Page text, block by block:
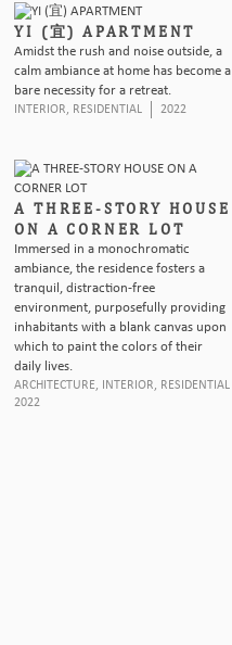
YI (宜) APARTMENT
Amidst the rush and noise outside, a
calm ambiance at home has become a
bare necessity for a retreat.
INTERIOR, RESIDENTIAL 2022
A THREE-STORY HOUSE
ON A CORNER LOT
Immersed in a monochromatic
ambiance, the residence fosters a
tranquil, distraction-free
environment, purposefully providing
inhabitants with a blank canvas upon
which to paint the colors of their
daily lives.
ARCHITECTURE, INTERIOR, RESIDENTIAL
2022